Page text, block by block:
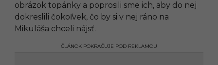
1
6
5
obrázok topánky a poprosili sme ich, aby do nej
dokreslili čokoľvek, čo by si v nej ráno na
Mikuláša chceli nájsť.
ČLÁNOK POKRAČUJE POD REKLAMOU